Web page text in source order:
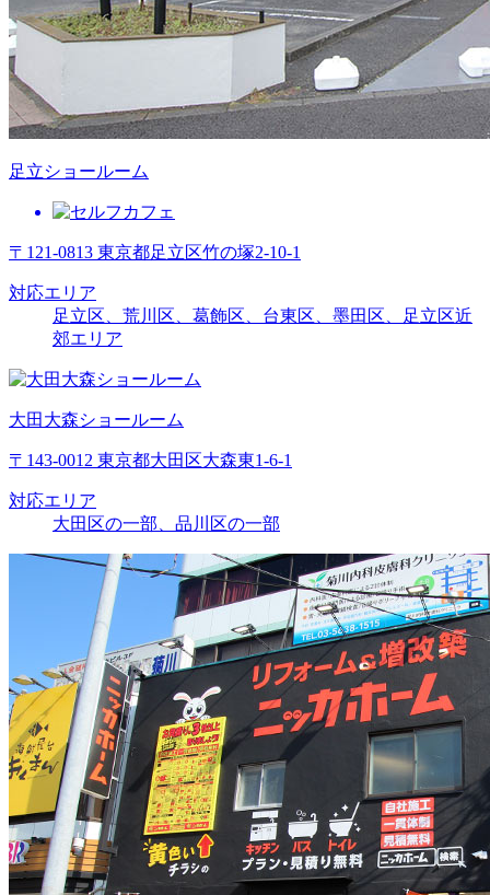
足立ショールーム
〒121-0813 東京都足立区竹の塚2-10-1
対応エリア
足立区、荒川区、葛飾区、台東区、墨田区、足立区近
郊エリア
大田大森ショールーム
〒143-0012 東京都大田区大森東1-6-1
対応エリア
大田区の一部、品川区の一部